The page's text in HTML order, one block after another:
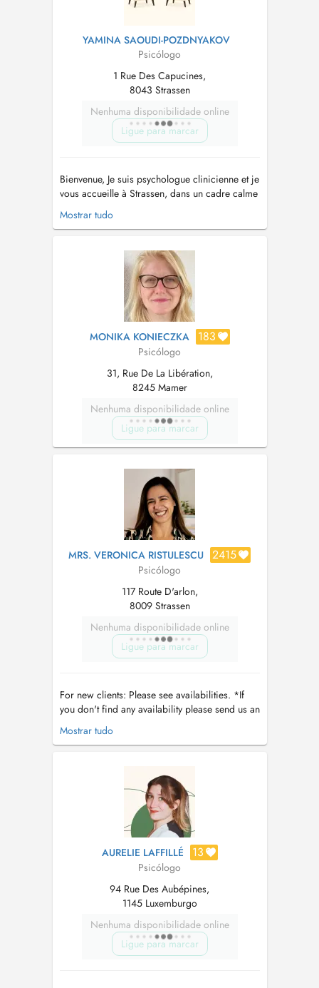
YAMINA SAOUDI-POZDNYAKOV
Psicólogo
1 Rue Des Capucines,
8043 Strassen
Nenhuma disponibilidade online
Ligue para marcar
Bienvenue, Je suis psychologue clinicienne et je
vous accueille à Strassen, dans un cadre calme
et confidentiel, propice à l'exploration de ce
que vous traversez. J'accompagne
Burn-out ou surcharge émotionnelle Anxiété,
dépression, vécu traumati...
Mostrar tudo
MONIKA KONIECZKA 183
Psicólogo
31, Rue De La Libération,
8245 Mamer
Nenhuma disponibilidade online
Ligue para marcar
MRS. VERONICA RISTULESCU 2415
Psicólogo
117 Route D'arlon,
8009 Strassen
Nenhuma disponibilidade online
Ligue para marcar
For new clients: Please see availabilities. *If
you don't find any availability please send us an
email with the preferred time and the reason
for the consultation :
understand that priority is given to existing
patients/patients ...
Mostrar tudo
AURELIE LAFFILLÉ 13
Psicólogo
94 Rue Des Aubépines,
1145 Luxemburgo
Nenhuma disponibilidade online
Ligue para marcar